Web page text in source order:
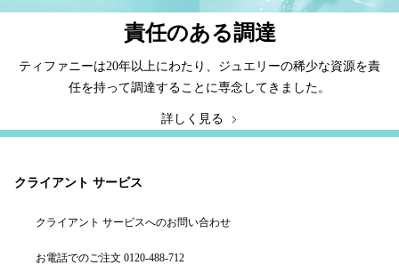
責任のある調達
ティファニーは20年以上にわたり、ジュエリーの稀少な資源を責
任を持って調達することに専念してきました。
詳しく見る
クライアント サービス
クライアント サービスへのお問い合わせ
お電話でのご注文 0120-488-712